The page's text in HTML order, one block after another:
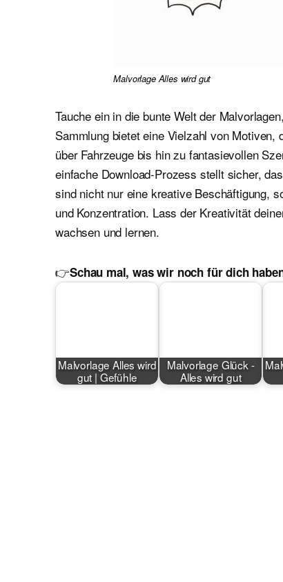
Malvorlage Alles wird gut
Tauche ein in die bunte Welt der
Sammlung bietet eine Vielzahl von
über Fahrzeuge bis hin zu fantasievollen
einfache Download-Prozess stellt sicher,
sind nicht nur eine kreative Beschäftigung,
und Konzentration. Lass der Kreativität
wachsen und lernen.
👉Schau mal, was wir noch für dich
Malvorlage Alles wird
gut | Gefühle
Malvorlage Glück -
Alles wird gut